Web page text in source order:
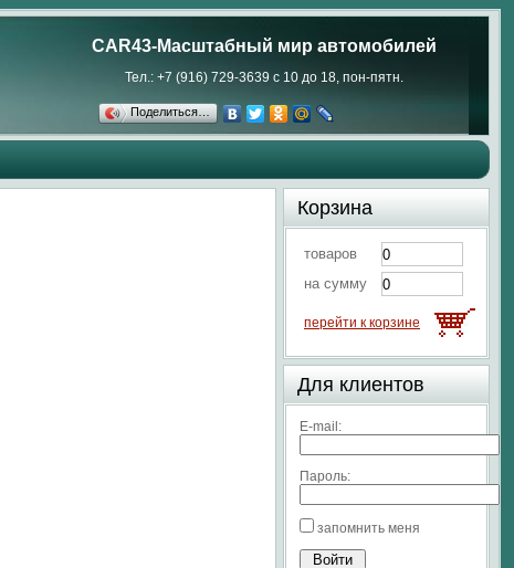
CAR43-Масштабный мир автомобилей
Тел.: +7 (916) 729-3639 с 10 до 18, пон-пятн.
Поделиться…
Корзина
товаров
на сумму
перейти к корзине
Для клиентов
E-mail:
Пароль:
запомнить меня